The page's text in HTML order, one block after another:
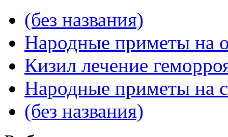
(без названия)
Народные приметы на
Кизил лечение
Народные приметы на
(без названия)